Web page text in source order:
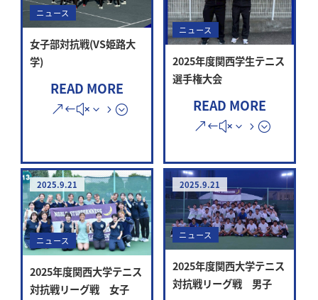
ニュース
女子部対抗戦(VS姫路大
学)
READ MORE
ニュース
2025年度関西学生テニス
選手権大会
READ MORE
2025.9.21
ニュース
2025年度関西大学テニス
対抗戦リーグ戦 女子
2025.9.21
ニュース
2025年度関西大学テニス
対抗戦リーグ戦 男子